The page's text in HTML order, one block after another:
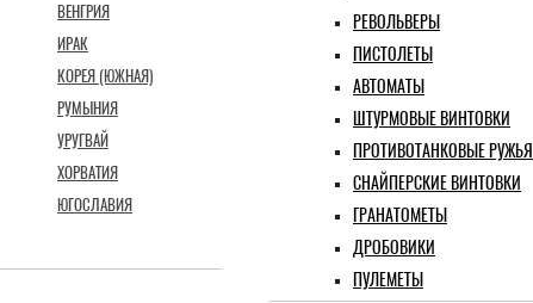
РЕВОЛЬВЕРЫ
ПИСТОЛЕТЫ
АВТОМАТЫ
ШТУРМОВЫЕ ВИНТОВКИ
ПРОТИВОТАНКОВЫЕ РУЖЬЯ
СНАЙПЕРСКИЕ ВИНТОВКИ
ГРАНАТОМЕТЫ
ДРОБОВИКИ
ПУЛЕМЕТЫ
ВЕНГРИЯ
ИРАК
КОРЕЯ (ЮЖНАЯ)
РУМЫНИЯ
УРУГВАЙ
ХОРВАТИЯ
ЮГОСЛАВИЯ